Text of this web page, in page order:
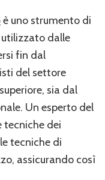
è uno strumento di
utilizzato dalle
fin dal
del settore
sia dal
Un esperto del
tecniche dei
tecniche di
assicurando così